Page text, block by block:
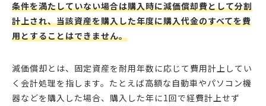
条件を満たしていない場合は購入時に減価償却費として分割
計上され、当該資産を購入した年度に購入代金のすべてを費
用とすることはできません。
減価償却とは、固定資産を耐用年数に応じて費用計上してい
く会計処理を指します。たとえば高額な自動車やパソコン機
器などを購入した場合、購入した年に1回で経費計上せず